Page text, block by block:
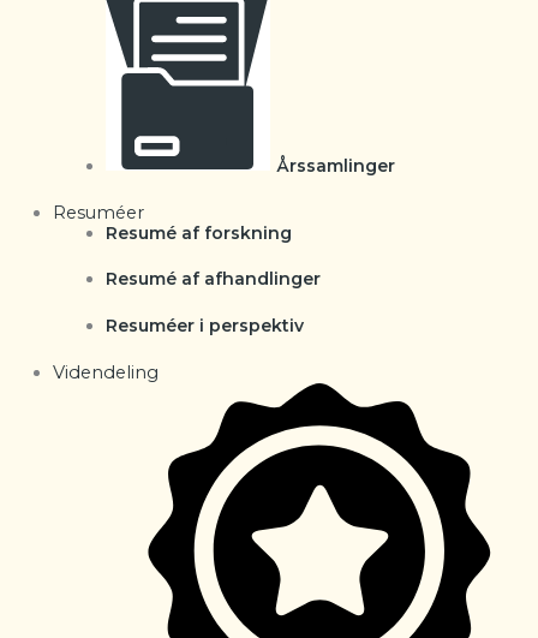
Årssamlinger
Resuméer
Resumé af forskning
Resumé af afhandlinger
Resuméer i perspektiv
Videndeling